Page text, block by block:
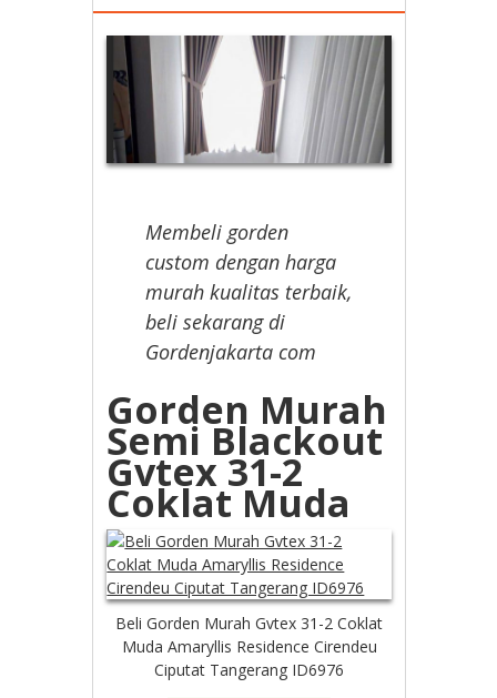
Membeli gorden
custom dengan harga
murah kualitas terbaik,
beli sekarang di
Gordenjakarta com
Gorden Murah
Semi Blackout
Gvtex 31-2
Coklat Muda
Beli Gorden Murah Gvtex 31-2 Coklat
Muda Amaryllis Residence Cirendeu
Ciputat Tangerang ID6976